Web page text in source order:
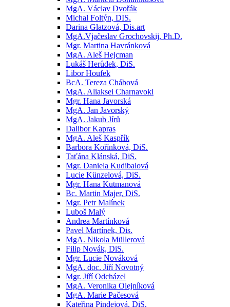
MgA. Václav Dvořák
Michal Foltýn, DIS.
Darina Glatzová, Dis.art
MgA.Vjačeslav Grochovskij, Ph.D.
Mgr. Martina Havránková
MgA. Aleš Hejcman
Lukáš Herůdek, DiS.
Libor Houfek
BcA. Tereza Chábová
MgA. Aliaksei Charnavoki
Mgr. Hana Javorská
MgA. Jan Javorský
MgA. Jakub Jírů
Dalibor Kapras
MgA. Aleš Kaspřík
Barbora Kořínková, DiS.
Taťána Klánská, DiS.
Mgr. Daniela Kudibalová
Lucie Künzelová, DiS.
Mgr. Hana Kutmanová
Bc. Martin Majer, DiS.
Mgr. Petr Malínek
Luboš Malý
Andrea Martínková
Pavel Martínek, Dis.
MgA. Nikola Müllerová
Filip Novák, DiS.
Mgr. Lucie Nováková
MgA. doc. Jiří Novotný
Mgr. Jiří Odcházel
MgA. Veronika Olejníková
MgA. Marie Pačesová
Kateřina Pindejová, DiS.